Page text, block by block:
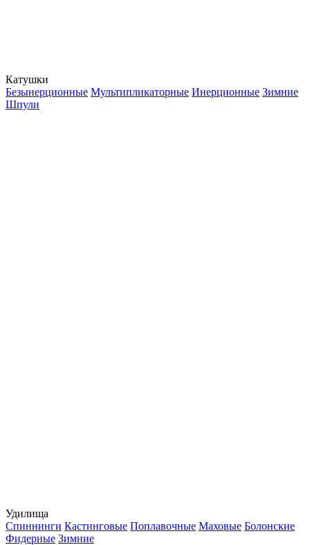
Катушки
Безынерционные Мультипликаторные Инерционные Зимние
Шпули
Удилища
Спиннинги Кастинговые Поплавочные Маховые Болонские
Фидерные Зимние